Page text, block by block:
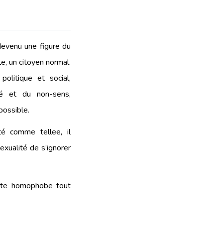
une figure du
un citoyen normal.
et social,
et du non-sens,
comme tellee, il
de s’ignorer
homophobe tout